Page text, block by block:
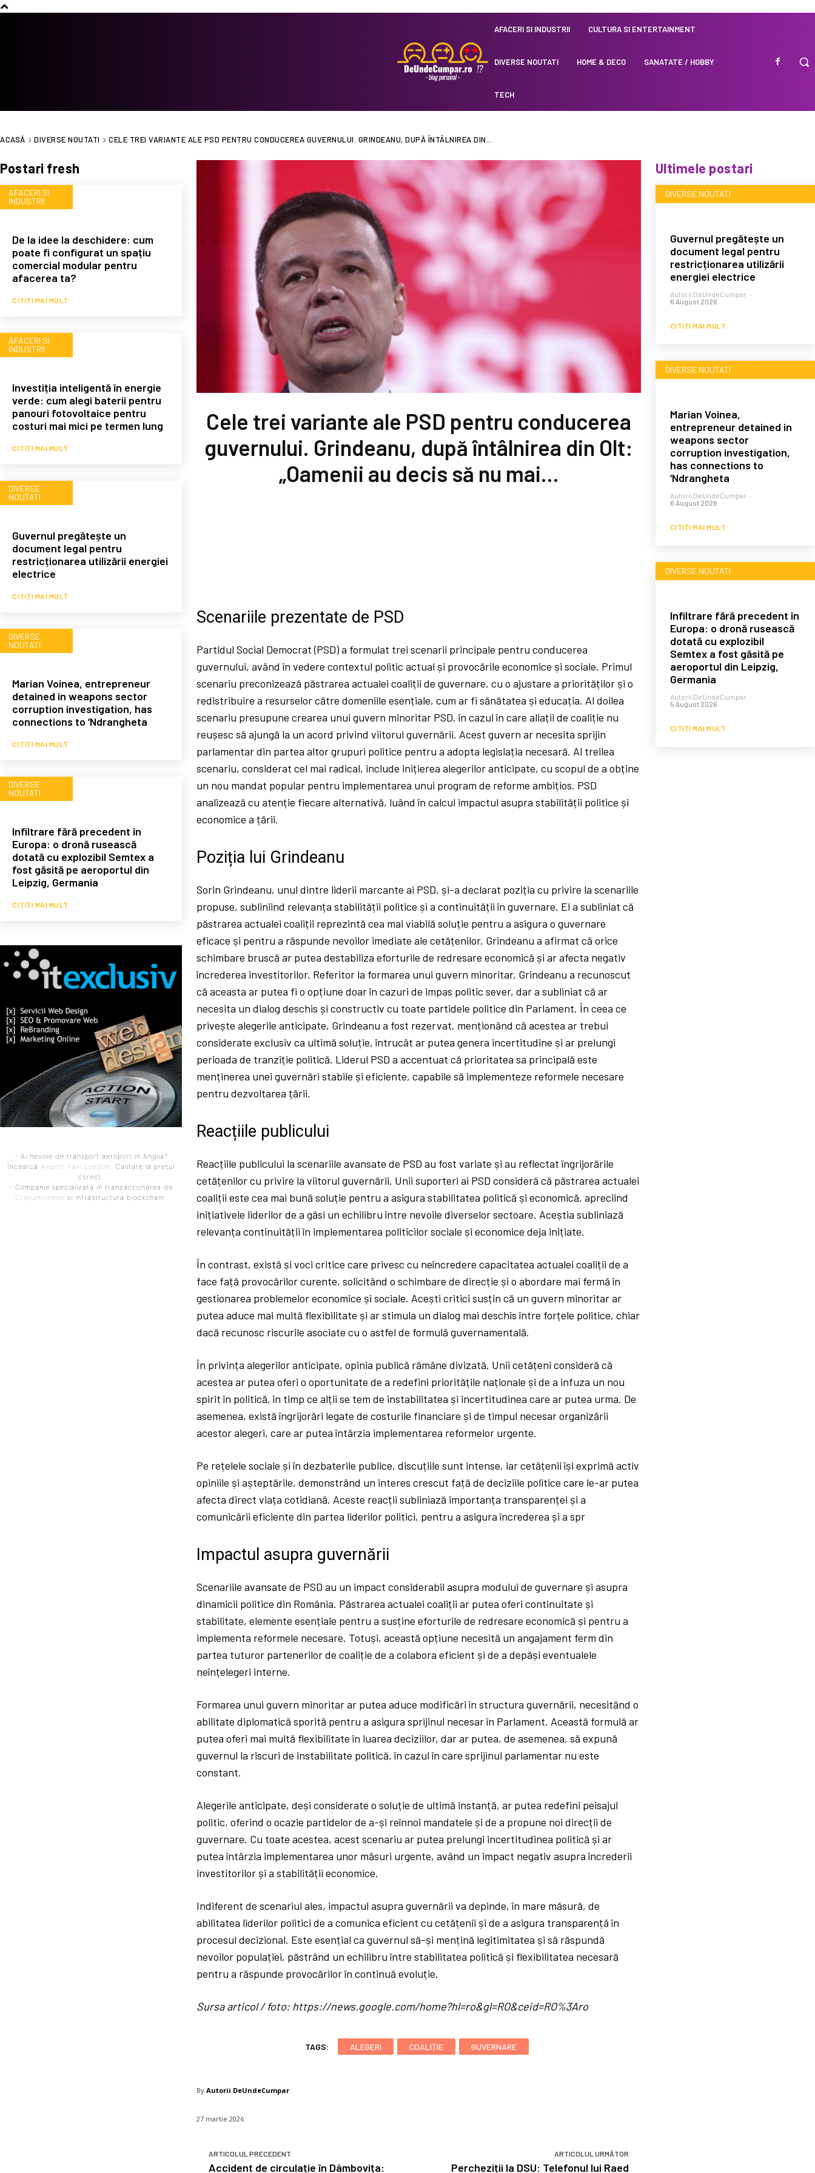
AFACERI SI INDUSTRII CULTURA SI ENTERTAINMENT
DIVERSE NOUTATI HOME & DECO SANATATE / HOBBY
TECH
ACASĂ DIVERSE NOUTATI CELE TREI VARIANTE ALE PSD PENTRU CONDUCEREA GUVERNULUI. GRINDEANU, DUPĂ ÎNTÂLNIREA DIN...
Postari fresh
AFACERI SI
INDUSTRII
De la idee la deschidere: cum
poate fi configurat un spațiu
comercial modular pentru
afacerea ta?
CITIȚI MAI MULT
AFACERI SI
INDUSTRII
Investiția inteligentă în energie
verde: cum alegi baterii pentru
panouri fotovoltaice pentru
costuri mai mici pe termen lung
CITIȚI MAI MULT
DIVERSE
NOUTATI
Guvernul pregătește un
document legal pentru
restricționarea utilizării energiei
electrice
CITIȚI MAI MULT
DIVERSE
NOUTATI
Marian Voinea, entrepreneur
detained in weapons sector
corruption investigation, has
connections to ‘Ndrangheta
CITIȚI MAI MULT
DIVERSE
NOUTATI
Infiltrare fără precedent în
Europa: o dronă rusească
dotată cu explozibil Semtex a
fost găsită pe aeroportul din
Leipzig, Germania
CITIȚI MAI MULT
- Ai nevoie de transport aeroport in Anglia?
ÎncearcăAirport Taxi London . Calitate la prețul
corect.
- Companie specializata in tranzactionarea de
Criptomonede si infrastructura blockchain.
Cele trei variante ale PSD pentru conducerea
guvernului. Grindeanu, după întâlnirea din Olt:
„Oamenii au decis să nu mai…
Scenariile prezentate de PSD
Partidul Social Democrat (PSD) a formulat trei scenarii principale pentru conducerea
guvernului, având în vedere contextul politic actual și provocările economice și sociale. Primul
scenariu preconizează păstrarea actualei coaliții de guvernare, cu o ajustare a priorităților și o
redistribuire a resurselor către domeniile esențiale, cum ar fi sănătatea și educația. Al doilea
scenariu presupune crearea unui guvern minoritar PSD, în cazul în care aliații de coaliție nu
reușesc să ajungă la un acord privind viitorul guvernării. Acest guvern ar necesita sprijin
parlamentar din partea altor grupuri politice pentru a adopta legislația necesară. Al treilea
scenariu, considerat cel mai radical, include inițierea alegerilor anticipate, cu scopul de a obține
un nou mandat popular pentru implementarea unui program de reforme ambițios. PSD
analizează cu atenție fiecare alternativă, luând în calcul impactul asupra stabilității politice și
economice a țării.
Poziția lui Grindeanu
Sorin Grindeanu, unul dintre liderii marcante ai PSD, și-a declarat poziția cu privire la scenariile
propuse, subliniind relevanța stabilității politice și a continuității în guvernare. El a subliniat că
păstrarea actualei coaliții reprezintă cea mai viabilă soluție pentru a asigura o guvernare
eficace și pentru a răspunde nevoilor imediate ale cetățenilor. Grindeanu a afirmat că orice
schimbare bruscă ar putea destabiliza eforturile de redresare economică și ar afecta negativ
încrederea investitorilor. Referitor la formarea unui guvern minoritar, Grindeanu a recunoscut
că aceasta ar putea fi o opțiune doar în cazuri de impas politic sever, dar a subliniat că ar
necesita un dialog deschis și constructiv cu toate partidele politice din Parlament. În ceea ce
privește alegerile anticipate, Grindeanu a fost rezervat, menționând că acestea ar trebui
considerate exclusiv ca ultimă soluție, întrucât ar putea genera incertitudine și ar prelungi
perioada de tranziție politică. Liderul PSD a accentuat că prioritatea sa principală este
menținerea unei guvernări stabile și eficiente, capabile să implementeze reformele necesare
pentru dezvoltarea țării.
Reacțiile publicului
Reacțiile publicului la scenariile avansate de PSD au fost variate și au reflectat îngrijorările
cetățenilor cu privire la viitorul guvernării. Unii suporteri ai PSD consideră că păstrarea actualei
coaliții este cea mai bună soluție pentru a asigura stabilitatea politică și economică, apreciind
inițiativele liderilor de a găsi un echilibru între nevoile diverselor sectoare. Aceștia subliniază
relevanța continuității în implementarea politicilor sociale și economice deja inițiate.
În contrast, există și voci critice care privesc cu neîncredere capacitatea actualei coaliții de a
face față provocărilor curente, solicitând o schimbare de direcție și o abordare mai fermă în
gestionarea problemelor economice și sociale. Acești critici susțin că un guvern minoritar ar
putea aduce mai multă flexibilitate și ar stimula un dialog mai deschis între forțele politice, chiar
dacă recunosc riscurile asociate cu o astfel de formulă guvernamentală.
În privința alegerilor anticipate, opinia publică rămâne divizată. Unii cetățeni consideră că
acestea ar putea oferi o oportunitate de a redefini prioritățile naționale și de a infuza un nou
spirit în politică, în timp ce alții se tem de instabilitatea și incertitudinea care ar putea urma. De
asemenea, există îngrijorări legate de costurile financiare și de timpul necesar organizării
acestor alegeri, care ar putea întârzia implementarea reformelor urgente.
Pe rețelele sociale și în dezbaterile publice, discuțiile sunt intense, iar cetățenii își exprimă activ
opiniile și așteptările, demonstrând un interes crescut față de deciziile politice care le-ar putea
afecta direct viața cotidiană. Aceste reacții subliniază importanța transparenței și a
comunicării eficiente din partea liderilor politici, pentru a asigura încrederea și a spr
Impactul asupra guvernării
Scenariile avansate de PSD au un impact considerabil asupra modului de guvernare și asupra
dinamicii politice din România. Păstrarea actualei coaliții ar putea oferi continuitate și
stabilitate, elemente esențiale pentru a susține eforturile de redresare economică și pentru a
implementa reformele necesare. Totuși, această opțiune necesită un angajament ferm din
partea tuturor partenerilor de coaliție de a colabora eficient și de a depăși eventualele
neînțelegeri interne.
Formarea unui guvern minoritar ar putea aduce modificări în structura guvernării, necesitând o
abilitate diplomatică sporită pentru a asigura sprijinul necesar în Parlament. Această formulă ar
putea oferi mai multă flexibilitate în luarea deciziilor, dar ar putea, de asemenea, să expună
guvernul la riscuri de instabilitate politică, în cazul în care sprijinul parlamentar nu este
constant.
Alegerile anticipate, deși considerate o soluție de ultimă instanță, ar putea redefini peisajul
politic, oferind o ocazie partidelor de a-și reînnoi mandatele și de a propune noi direcții de
guvernare. Cu toate acestea, acest scenariu ar putea prelungi incertitudinea politică și ar
putea întârzia implementarea unor măsuri urgente, având un impact negativ asupra încrederii
investitorilor și a stabilității economice.
Indiferent de scenariul ales, impactul asupra guvernării va depinde, în mare măsură, de
abilitatea liderilor politici de a comunica eficient cu cetățenii și de a asigura transparență în
procesul decizional. Este esențial ca guvernul să-și mențină legitimitatea și să răspundă
nevoilor populației, păstrând un echilibru între stabilitatea politică și flexibilitatea necesară
pentru a răspunde provocărilor în continuă evoluție.
Sursa articol / foto: https://news.google.com/home?hl=ro&gl=RO&ceid=RO%3Aro
TAGS: ALEGERI COALIȚIE GUVERNARE
By Autorii DeUndeCumpar
27 martie 2026
ARTICOLUL PRECEDENT
Accident de circulație în Dâmbovița:
ARTICOLUL URMĂTOR
Percheziții la DSU: Telefonul lui Raed
Ultimele postari
DIVERSE NOUTATI
Guvernul pregătește un
document legal pentru
restricționarea utilizării
energiei electrice
Autorii DeUndeCumpar -
6 August 2026
CITIȚI MAI MULT
DIVERSE NOUTATI
Marian Voinea,
entrepreneur detained in
weapons sector
corruption investigation,
has connections to
‘Ndrangheta
Autorii DeUndeCumpar -
6 August 2026
CITIȚI MAI MULT
DIVERSE NOUTATI
Infiltrare fără precedent în
Europa: o dronă rusească
dotată cu explozibil
Semtex a fost găsită pe
aeroportul din Leipzig,
Germania
Autorii DeUndeCumpar -
5 August 2026
CITIȚI MAI MULT